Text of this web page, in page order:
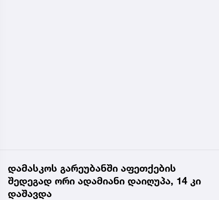
დამასკოს გარეუბანში აფეთქების
შედეგად ორი ადამიანი დაიღუპა, 14 კი
დაშავდა